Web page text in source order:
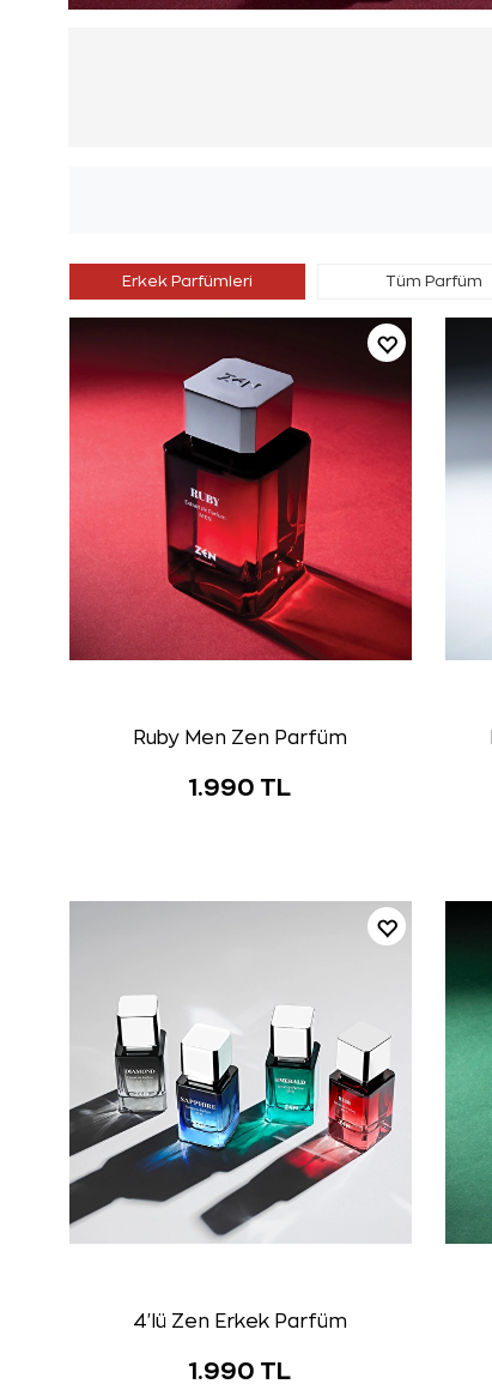
Erkek Parfümleri Tüm Parfüm
Ruby Men Zen Parfüm
1.990 TL
4'lü Zen Erkek Parfüm
1.990 TL